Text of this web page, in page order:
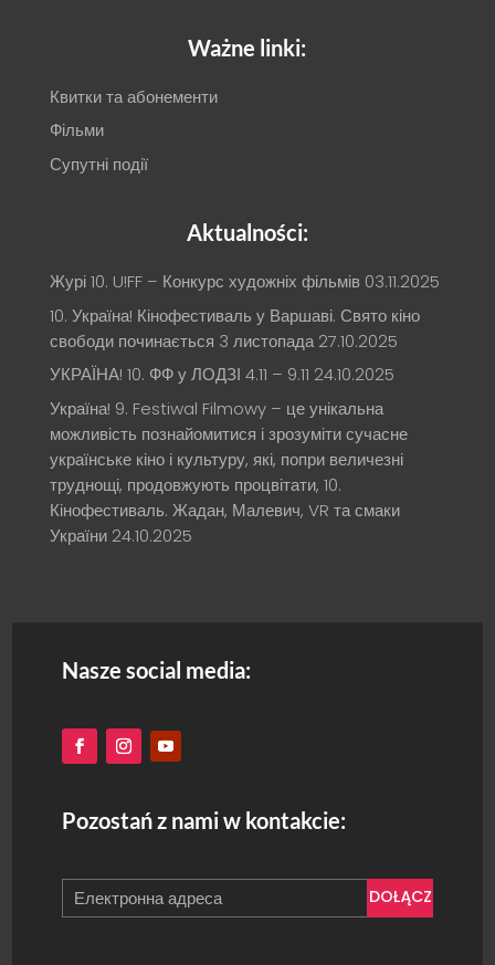
Ważne linki:
Квитки та абонементи
Фільми
Супутні події
Aktualności:
Журі 10. U!FF – Конкурс художніх фільмів 03.11.2025
10. Україна! Кінофестиваль у Варшаві. Свято кіно
свободи починається 3 листопада 27.10.2025
УКРАЇНА! 10. ФФ у ЛОДЗІ 4.11 – 9.11 24.10.2025
Україна! 9. Festiwal Filmowy – це унікальна
можливість познайомитися і зрозуміти сучасне
українське кіно і культуру, які, попри величезні
труднощі, продовжують процвітати, 10.
Кінофестиваль. Жадан, Малевич, VR та смаки
України 24.10.2025
Nasze social media:
Pozostań z nami w kontakcie:
DOŁĄCZ